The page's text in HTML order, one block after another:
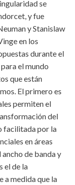
se
y fue
y Stanislaw
en los
durante el
el mundo
que están
El primero es
permiten el
del
facilitada por la
en áreas
de banda y
el de la
a medida que la